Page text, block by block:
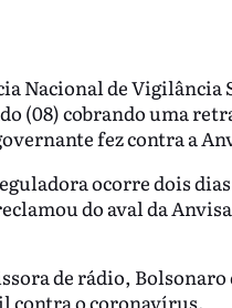
Nacional de
(08) cobrando uma
fez contra a
ocorre dois
do aval da
de rádio,
contra o coronavírus.